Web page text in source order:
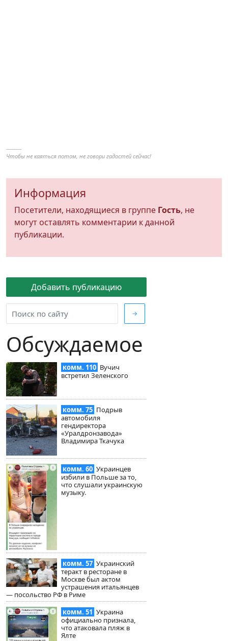
Добавить публикацию
→
Обсуждаемое
комм. 110 Вучич
встретил Зеленского
комм. 75 Подрыв
автомобиля
гендиректора
«Уралдронзавода»
Владимира Ткачука
комм. 60 Украинцев
избили в Польше за то,
что слушали украинскую
музыку.
комм. 57 Украинский
теракт в ресторане в
Москве был актом
устрашения итальянцев
— посольство РФ в Риме
комм. 51 Украина
официально признала,
что атаковала пляж в
Ялте
----------
Чтобы не каяться потом, не говори гадостей сейчас!
Информация
Посетители, находящиеся в группе Гость, не
могут оставлять комментарии к данной
публикации.